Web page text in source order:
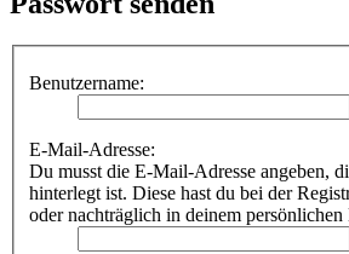
Benutzername:
E-Mail-Adresse:
Du musst die E-Mail-Adresse angeben,
hinterlegt ist. Diese hast du bei der
oder nachträglich in deinem persönlichen